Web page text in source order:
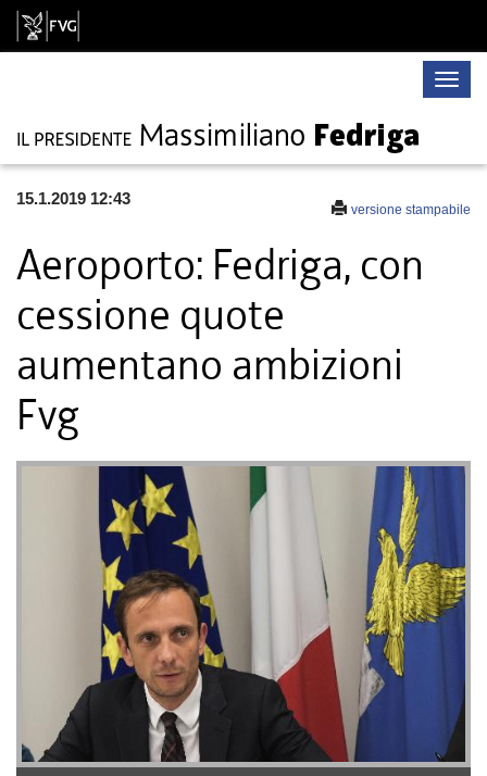
Toggle
versione stampabile
15.1.2019 12:43
Aeroporto: Fedriga, con
cessione quote
aumentano ambizioni
Fvg